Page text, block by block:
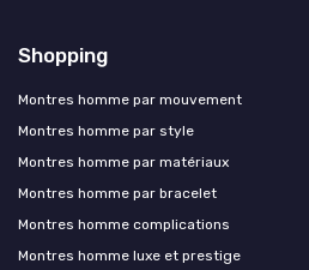
Shopping
Montres homme par mouvement
Montres homme par style
Montres homme par matériaux
Montres homme par bracelet
Montres homme complications
Montres homme luxe et prestige